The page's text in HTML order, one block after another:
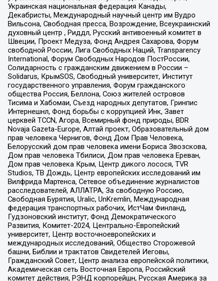
Украинская национальная федерация Канады,
Декабристы, Международный научный центр им Вудро
Вильсона, Свободная пресса, Возрождение, Всеукраинский
духовный центр , Риддл, Русский антивоенный комитет в
Швеции, Проект Медуза, Фонд Андрея Сахарова, Форум
свободной России, Лига Свободных Наций, Transparеncy
International, Форум Свободных Народов ПостРоссии,
Солидарность с гражданским движением в России –
Solidarus, КрымSOS, Свободный университет, Институт
государственного управления, Форум гражданского
общества Россия, Беллона, Союз жителей островов
Тисима и Хабомаи, Съезд народных депутатов, Гринпис
Интернешнл, Фонд борьбы с коррупцией Инк, Завет
церквей TCCN, Агора, Всемирный фонд природы, BDR
Novaja Gazeta-Europe, Алтай проект, Образовательный дом
прав человека Чернигов, Фонд Дом Прав Человека,
Белорусский дом прав человека имени Бориса Звозскова,
Дом прав человека Тбилиси, Дом прав человека Ереван,
Дом прав человека Крым, Центр дикого лосося, TVR
Studios, ТВ Дождь, Центр европейских исследований им
Вилфрида Мартенса, Сетевое объединение журналистов
расследователей, АЛЛАТРА, За свободную Россию,
Свободная Бурятия, Uralic, UnKremlin, Международная
федерация транспортных рабочих, ИстЧам Финланд,
Гудзоновский институт, Фонд Демократического
Развития, Комитет-2024, Центрально-Европейский
университет, Центр восточноевропейских и
международных исследований, Общество Сторожевой
башни, Библии и трактатов Свидетелей Иеговы,
Гражданский Совет, Центр анализа европейской политики,
Академическая сеть Восточная Европа, Российский
комитет действия, РЭНД корпорейшн, Русская Америка за